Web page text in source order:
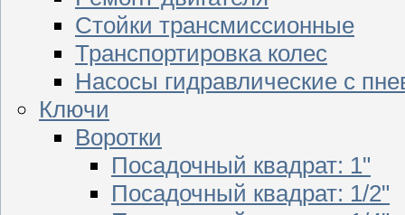
Стойки трансмиссионные
Транспортировка колес
Насосы гидравлические с
Ключи
Воротки
Посадочный квадрат: 1"
Посадочный квадрат: 1/2"